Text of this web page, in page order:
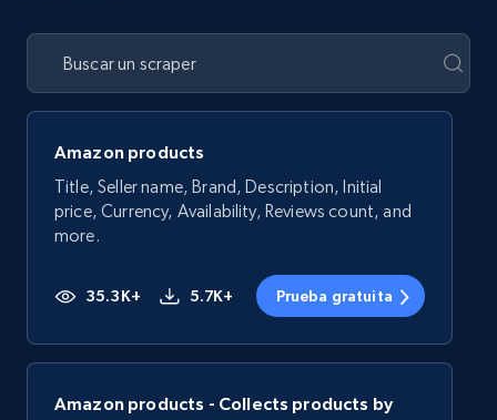
Amazon products
Title, Seller name, Brand, Description, Initial
price, Currency, Availability, Reviews count, and
more.
35.3K+ 5.7K+ Prueba gratuita
Amazon products - Collects products by